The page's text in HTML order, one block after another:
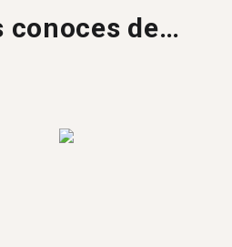
conoces de…